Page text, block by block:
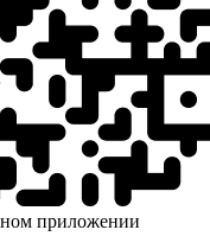
приложении